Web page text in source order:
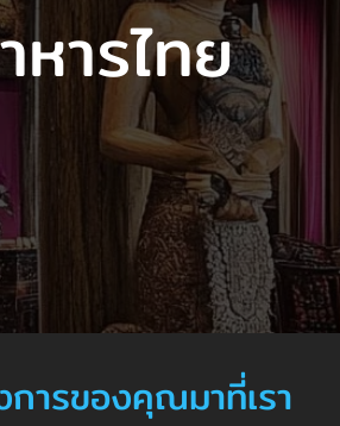
หารไทย
ารของคุณมาที่เรา